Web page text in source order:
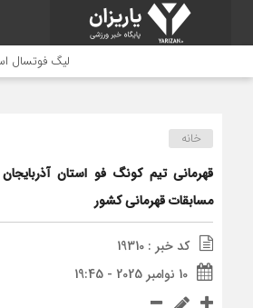
لیگ فوتسال
خانه
قهرمانی تیم کونگ فو استان
مسابقات قهرمانی کشور
کد خبر : 19310
10 نوامبر 2025 - 19:45